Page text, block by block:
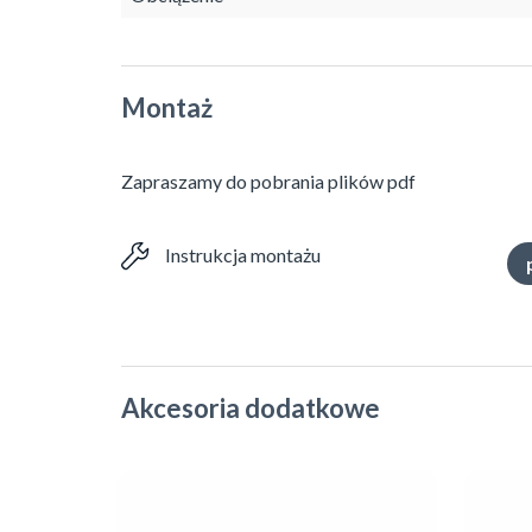
Montaż
Zapraszamy do pobrania plików pdf
Instrukcja montażu
Akcesoria dodatkowe